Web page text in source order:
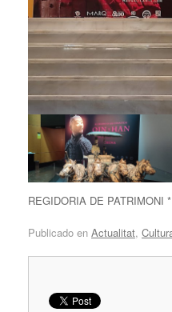
REGIDORIA DE PATRIMONI
Publicado en Actualitat,